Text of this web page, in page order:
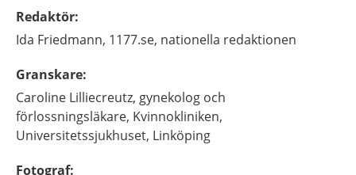
Redaktör:
Ida Friedmann, 1177.se, nationella redaktionen
Granskare:
Caroline Lilliecreutz, gynekolog och
förlossningsläkare, Kvinnokliniken,
Universitetssjukhuset, Linköping
Fotograf: